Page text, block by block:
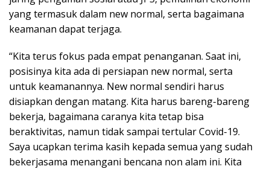
yang termasuk dalam new normal, serta bagaimana
keamanan dapat terjaga.
“Kita terus fokus pada empat penanganan. Saat ini,
posisinya kita ada di persiapan new normal, serta
untuk keamanannya. New normal sendiri harus
disiapkan dengan matang. Kita harus bareng-bareng
bekerja, bagaimana caranya kita tetap bisa
beraktivitas, namun tidak sampai tertular Covid-19.
Saya ucapkan terima kasih kepada semua yang sudah
bekerjasama menangani bencana non alam ini. Kita